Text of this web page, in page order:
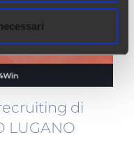
di
LUGANO